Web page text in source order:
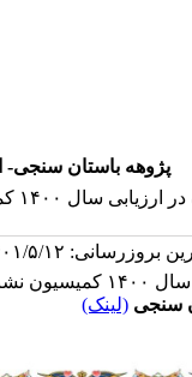
پژوهه باستان سنجی-
کمیسیون نشریات وزارت علوم
بروزرسانی: ۱۴۰۱/۵/۱۲ |
در ارزیابی سال
سنجی (لینک)